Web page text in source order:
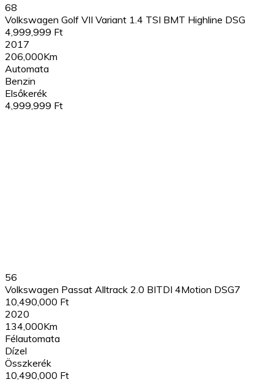
68
Volkswagen Golf VII Variant 1.4 TSI BMT Highline DSG
4,999,999 Ft
2017
206,000Km
Automata
Benzin
Elsőkerék
4,999,999 Ft
56
Volkswagen Passat Alltrack 2.0 BITDI 4Motion DSG7
10,490,000 Ft
2020
134,000Km
Félautomata
Dízel
Összkerék
10,490,000 Ft